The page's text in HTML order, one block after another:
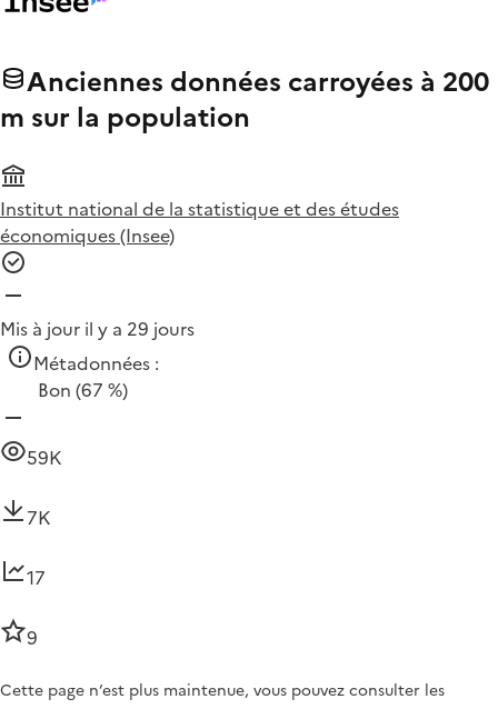
Anciennes données carroyées à 200
m sur la population
Institut national de la statistique et des études
économiques (Insee)
Mis à jour il y a 29 jours
Métadonnées :
Bon (67 %)
59K
7K
17
9
Cette page n’est plus maintenue, vous pouvez consulter les